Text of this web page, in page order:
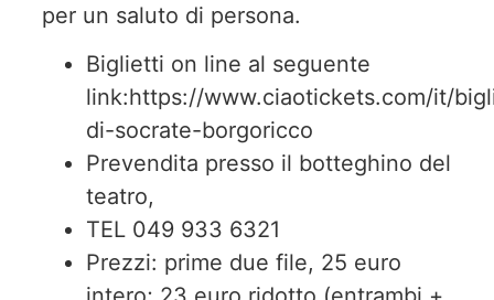
per un saluto di persona.
Biglietti on line al seguente
link:https://www.ciaotickets.com/it/
di-socrate-borgoricco
Prevendita presso il botteghino del
teatro,
TEL 049 933 6321
Prezzi: prime due file, 25 euro